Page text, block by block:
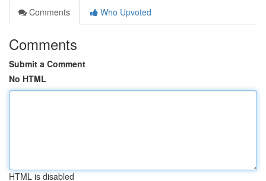
Comments
Who Upvoted
Comments
Submit a Comment
No HTML
HTML is disabled